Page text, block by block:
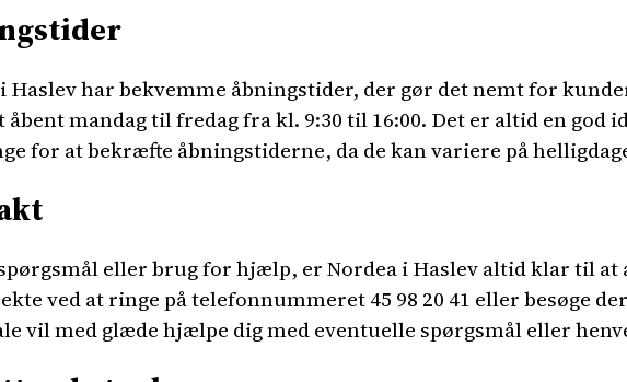
Haslev har bekvemme åbningstider, der gør det nemt for
mandag til fredag fra kl. 9:30 til 16:00. Det er altid en god
for at bekræfte åbningstiderne, da de kan variere på
eller brug for hjælp, er Nordea i Haslev altid klar til at
ved at ringe på telefonnummeret 45 98 20 41 eller besøge
vil med glæde hjælpe dig med eventuelle spørgsmål eller